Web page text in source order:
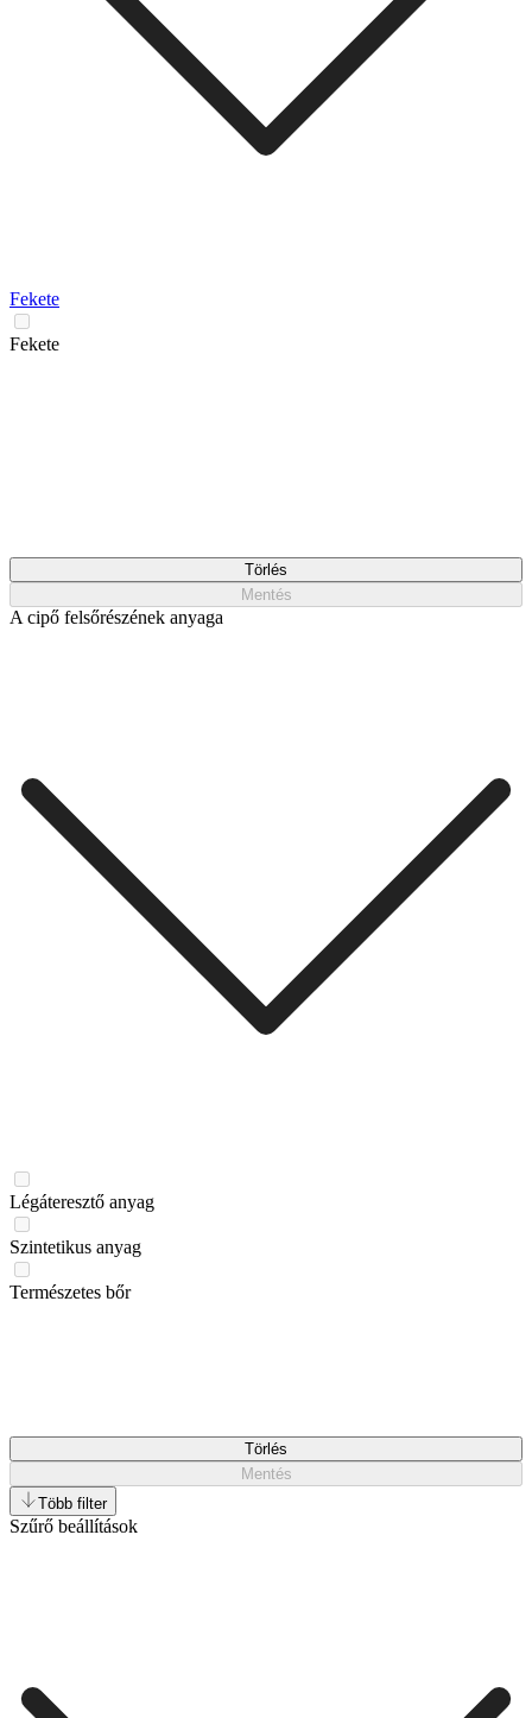
Fekete
Fekete
Törlés
Mentés
A cipő felsőrészének anyaga
Légáteresztő anyag
Szintetikus anyag
Természetes bőr
Törlés
Mentés
Több filter
Szűrő beállítások